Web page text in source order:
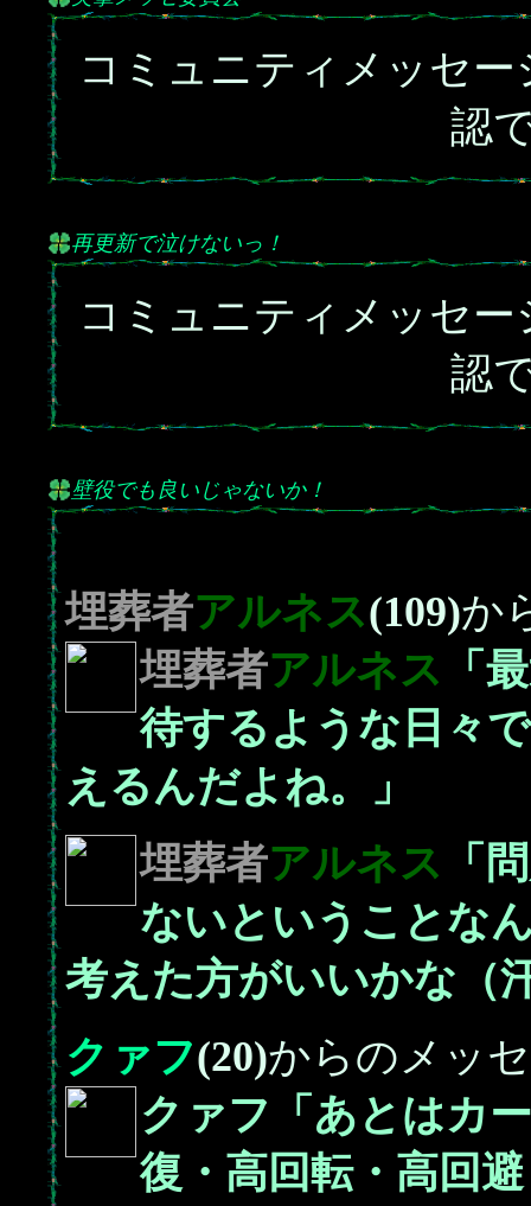
コミュニティメッセ
認
再更新で泣けないっ！
コミュニティメッセ
認
壁役でも良いじゃないか！
埋葬者アルネス(109)か
埋葬者アルネス 「
待するような日々
えるんだよね。」
埋葬者アルネス 「
ないということな
考えた方がいいかな（
クァフ(20)からのメッ
クァフ「あとはカ
復・高回転・高回